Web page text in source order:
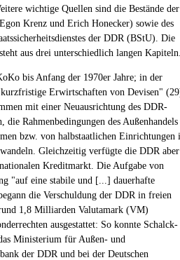
wichtige Quellen sind die Bestände der
Krenz und Erich Honecker) sowie des
der DDR (BStU). Die
aus drei unterschiedlich langen
bis Anfang der 1970er Jahre; in der
Erwirtschaften von Devisen"
mit einer Neuausrichtung des DDR-
Rahmenbedingungen des Außenhandels
bzw. von halbstaatlichen Einrichtungen
Gleichzeitig verfügte die DDR aber
Kreditmarkt. Die Aufgabe von
"auf eine stabile und [...] dauerhafte
die Verschuldung der DDR in freien
1,8 Milliarden Valutamark (VM)
ausgestattet: So konnte Schalck-
Ministerium für Außen- und
der DDR und bei der Deutschen